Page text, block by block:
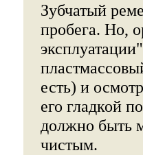
Зубчатый
пробега. Но,
есть) и
его гладкой
должно быть
чистым.